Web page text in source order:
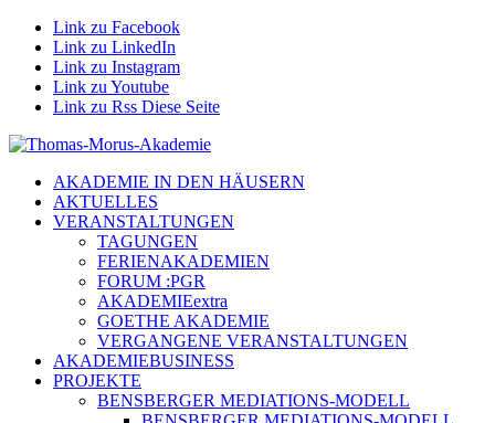
Link zu Facebook
Link zu LinkedIn
Link zu Instagram
Link zu Youtube
Link zu Rss Diese Seite
AKADEMIE IN DEN HÄUSERN
AKTUELLES
VERANSTALTUNGEN
TAGUNGEN
FERIENAKADEMIEN
FORUM :PGR
AKADEMIEextra
GOETHE AKADEMIE
VERGANGENE VERANSTALTUNGEN
AKADEMIEBUSINESS
PROJEKTE
BENSBERGER MEDIATIONS-MODELL